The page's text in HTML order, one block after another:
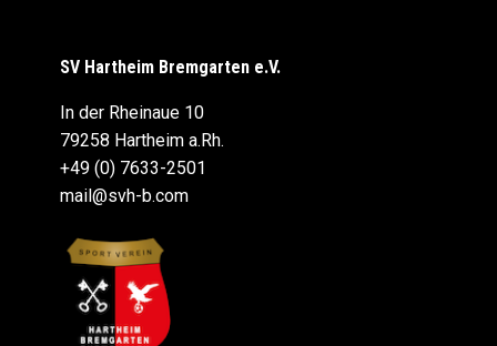
SV Hartheim Bremgarten e.V.
In der Rheinaue 10
79258 Hartheim a.Rh.
+49 (0) 7633-2501
mail@svh-b.com